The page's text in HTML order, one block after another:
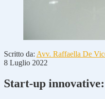
Scritto da: Avv. Raffaella De
8 Luglio 2022
Start-up